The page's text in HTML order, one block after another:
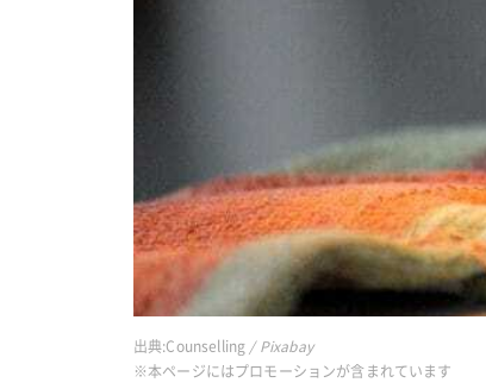
出典:Counselling / Pixabay
※本ページにはプロモーションが含まれています